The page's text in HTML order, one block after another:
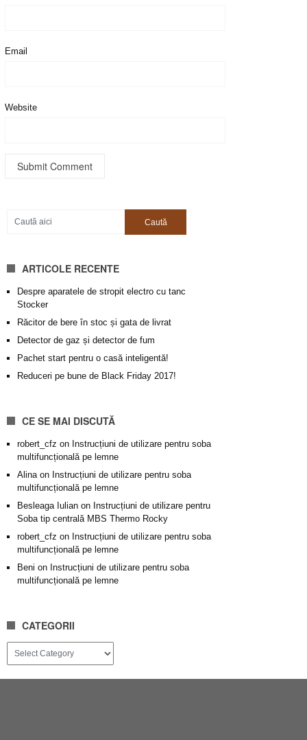
Email
Website
ARTICOLE RECENTE
Despre aparatele de stropit electro cu tanc
Stocker
Răcitor de bere în stoc și gata de livrat
Detector de gaz și detector de fum
Pachet start pentru o casă inteligentă!
Reduceri pe bune de Black Friday 2017!
CE SE MAI DISCUTĂ
robert_cfz on Instrucțiuni de utilizare pentru soba
multifuncțională pe lemne
Alinaon Instrucțiuni de utilizare pentru soba
multifuncțională pe lemne
Besleaga Iulian on Instrucțiuni de utilizare pentru
Soba tip centrală MBS Thermo Rocky
robert_cfz on Instrucțiuni de utilizare pentru soba
multifuncțională pe lemne
Beni on Instrucțiuni de utilizare pentru soba
multifuncțională pe lemne
CATEGORII
Categorii